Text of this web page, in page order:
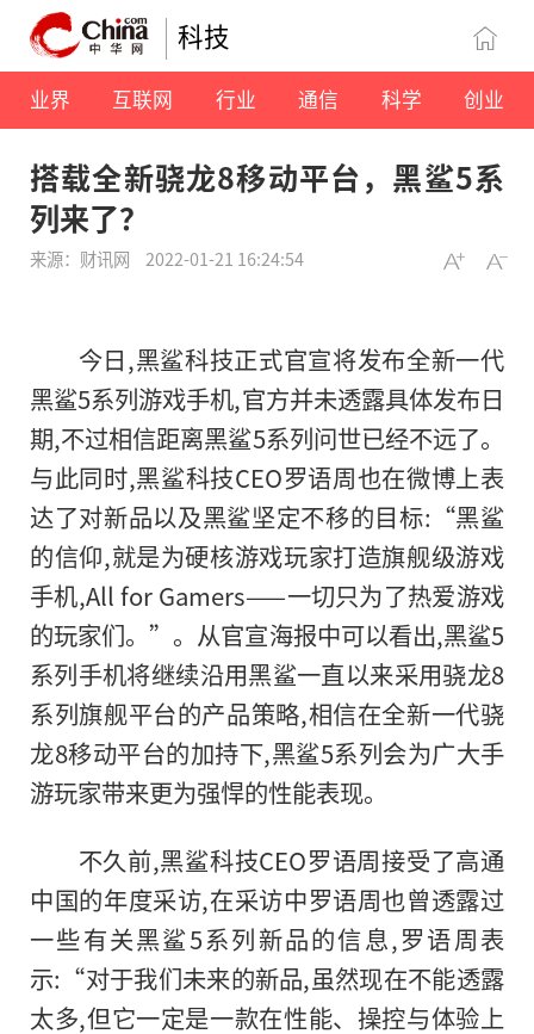
科技
业界 互联网 行业 通信 科学 创业
搭载全新骁龙8移动平台，黑鲨5系
列来了？
来源：财讯网 2022-01-21 16:24:54
今日,黑鲨科技正式官宣将发布全新一代
黑鲨5系列游戏手机,官方并未透露具体发布日
期,不过相信距离黑鲨5系列问世已经不远了。
与此同时,黑鲨科技CEO罗语周也在微博上表
达了对新品以及黑鲨坚定不移的目标:“黑鲨
的信仰,就是为硬核游戏玩家打造旗舰级游戏
手机,All for Gamers——一切只为了热爱游戏
的玩家们。”。从官宣海报中可以看出,黑鲨5
系列手机将继续沿用黑鲨一直以来采用骁龙8
系列旗舰平台的产品策略,相信在全新一代骁
龙8移动平台的加持下,黑鲨5系列会为广大手
游玩家带来更为强悍的性能表现。
不久前,黑鲨科技CEO罗语周接受了高通
中国的年度采访,在采访中罗语周也曾透露过
一些有关黑鲨5系列新品的信息,罗语周表
示:“对于我们未来的新品,虽然现在不能透露
太多,但它一定是一款在性能、操控与体验上